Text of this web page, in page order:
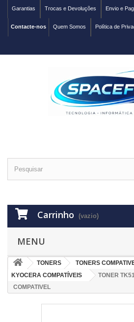
Envio e
Trocas e Devoluções
Garantias
Política de
Quem Somos
Contacte-nos
Carrinho (vazio)
MENU
TONERS
TONERS
KYOCERA COMPATÍVEIS
TONER
COMPATIVEL